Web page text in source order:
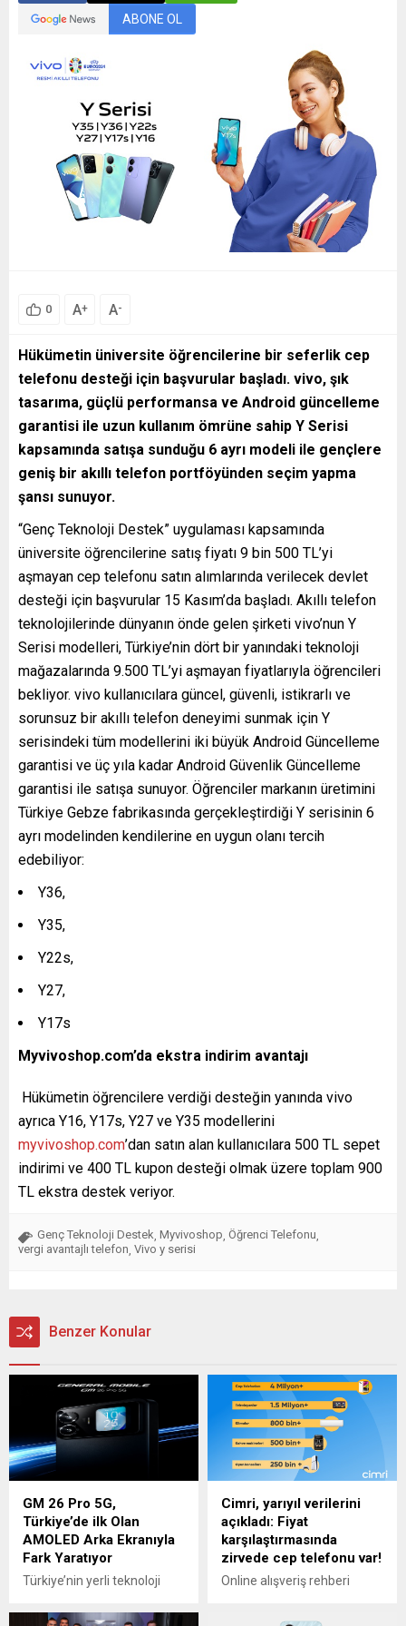
ABONE OL
0 A+ A-
Hükümetin üniversite öğrencilerine bir seferlik cep
telefonu desteği için başvurular başladı. vivo, şık
tasarıma, güçlü performansa ve Android güncelleme
garantisi ile uzun kullanım ömrüne sahip Y Serisi
kapsamında satışa sunduğu 6 ayrı modeli ile gençlere
geniş bir akıllı telefon portföyünden seçim yapma
şansı sunuyor.
“Genç Teknoloji Destek” uygulaması kapsamında
üniversite öğrencilerine satış fiyatı 9 bin 500 TL’yi
aşmayan cep telefonu satın alımlarında verilecek devlet
desteği için başvurular 15 Kasım’da başladı. Akıllı telefon
teknolojilerinde dünyanın önde gelen şirketi vivo’nun Y
Serisi modelleri, Türkiye’nin dört bir yanındaki teknoloji
mağazalarında 9.500 TL’yi aşmayan fiyatlarıyla öğrencileri
bekliyor. vivo kullanıcılara güncel, güvenli, istikrarlı ve
sorunsuz bir akıllı telefon deneyimi sunmak için Y
serisindeki tüm modellerini iki büyük Android Güncelleme
garantisi ve üç yıla kadar Android Güvenlik Güncelleme
garantisi ile satışa sunuyor. Öğrenciler markanın üretimini
Türkiye Gebze fabrikasında gerçekleştirdiği Y serisinin 6
ayrı modelinden kendilerine en uygun olanı tercih
edebiliyor:
Y36,
Y35,
Y22s,
Y27,
Y17s
Myvivoshop.com’da ekstra indirim avantajı
Hükümetin öğrencilere verdiği desteğin yanında vivo
ayrıca Y16, Y17s, Y27 ve Y35 modellerini
myvivoshop.com’dan satın alan kullanıcılara 500 TL sepet
indirimi ve 400 TL kupon desteği olmak üzere toplam 900
TL ekstra destek veriyor.
Genç Teknoloji Destek Myvivoshop Öğrenci Telefonu
vergi avantajlı telefon Vivo y serisi
Benzer Konular
GM 26 Pro 5G,
Türkiye’de ilk Olan
AMOLED Arka Ekranıyla
Fark Yaratıyor
Türkiye’nin yerli teknoloji
26 Pro 5G’yi kullanıcılarıyla
Cimri, yarıyıl verilerini
açıkladı: Fiyat
karşılaştırmasında
zirvede cep telefonu var!
Online alışveriş rehberi
geride bıraktığımız bu